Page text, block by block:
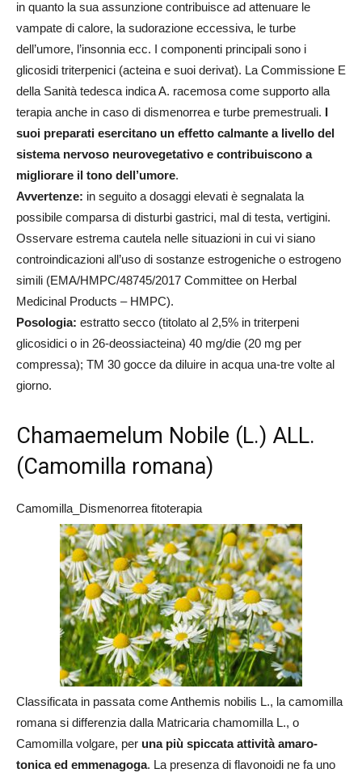
in quanto la sua assunzione contribuisce ad attenuare le
vampate di calore, la sudorazione eccessiva, le turbe
dell’umore, l’insonnia ecc. I componenti principali sono i
glicosidi triterpenici (acteina e suoi derivat). La Commissione E
della Sanità tedesca indica A. racemosa come supporto alla
terapia anche in caso di dismenorrea e turbe premestruali. I
suoi preparati esercitano un effetto calmante a livello del
sistema nervoso neurovegetativo e contribuiscono a
migliorare il tono dell’umore.
Avvertenze: in seguito a dosaggi elevati è segnalata la
possibile comparsa di disturbi gastrici, mal di testa, vertigini.
Osservare estrema cautela nelle situazioni in cui vi siano
controindicazioni all’uso di sostanze estrogeniche o estrogeno
simili (EMA/HMPC/48745/2017 Committee on Herbal
Medicinal Products – HMPC).
Posologia: estratto secco (titolato al 2,5% in triterpeni
glicosidici o in 26-deossiacteina) 40 mg/die (20 mg per
compressa); TM 30 gocce da diluire in acqua una-tre volte al
giorno.
Chamaemelum Nobile (L.) ALL.
(Camomilla romana)
Camomilla_Dismenorrea fitoterapia
Classificata in passata come Anthemis nobilis L., la camomilla
romana si differenzia dalla Matricaria chamomilla L., o
Camomilla volgare, per una più spiccata attività amaro-
tonica ed emmenagoga. La presenza di flavonoidi ne fa uno